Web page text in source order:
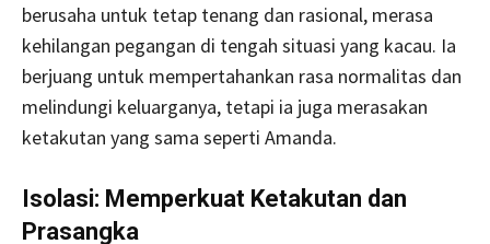
berusaha untuk tetap tenang dan rasional, merasa
kehilangan pegangan di tengah situasi yang kacau. Ia
berjuang untuk mempertahankan rasa normalitas dan
melindungi keluarganya, tetapi ia juga merasakan
ketakutan yang sama seperti Amanda.
Isolasi: Memperkuat Ketakutan dan
Prasangka